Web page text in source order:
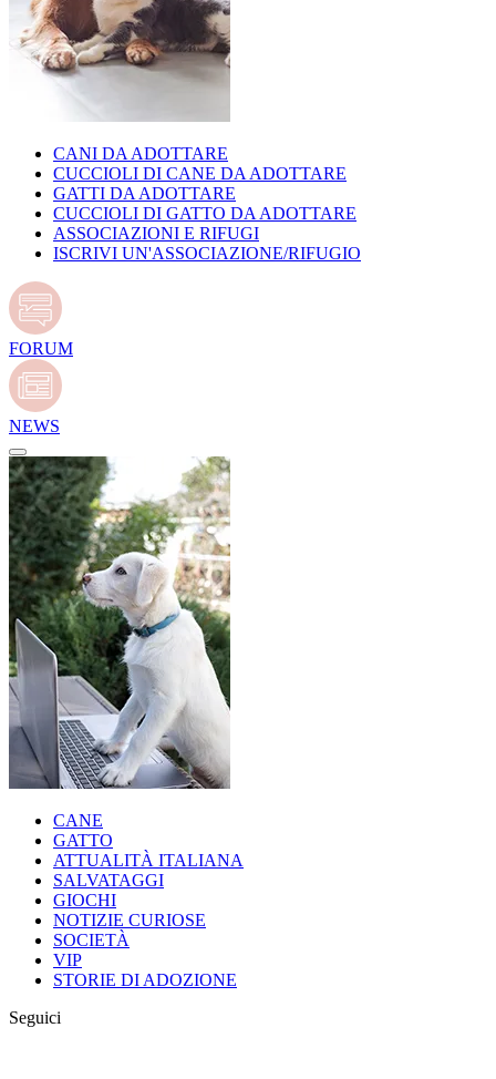
CANI DA ADOTTARE
CUCCIOLI DI CANE DA ADOTTARE
GATTI DA ADOTTARE
CUCCIOLI DI GATTO DA ADOTTARE
ASSOCIAZIONI E RIFUGI
ISCRIVI UN'ASSOCIAZIONE/RIFUGIO
FORUM
NEWS
CANE
GATTO
ATTUALITÀ ITALIANA
SALVATAGGI
GIOCHI
NOTIZIE CURIOSE
SOCIETÀ
VIP
STORIE DI ADOZIONE
Seguici